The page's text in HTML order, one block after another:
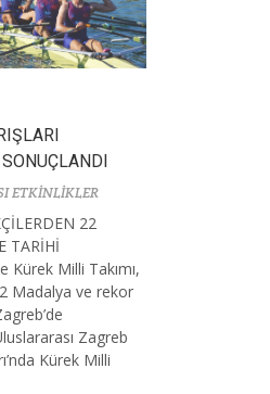
ETKİNLİKLER
22
TARİHİ
Kürek Milli Takımı,
Madalya ve rekor
Zagreb
Kürek Milli